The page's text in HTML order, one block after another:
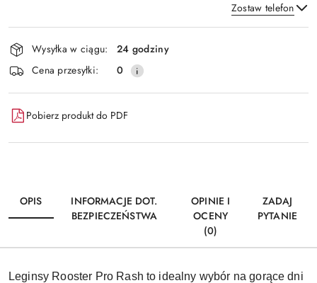
Zostaw telefon
Wyślij
Dostępność
i
dostawa
Wysyłka w ciągu:
24 godziny
Cena przesyłki:
0
Pobierz produkt do PDF
OPIS
INFORMACJE DOT.
BEZPIECZEŃSTWA
OPINIE I
OCENY
(0)
ZADAJ
PYTANIE
Leginsy Rooster Pro Rash to idealny wybór na gorące dni